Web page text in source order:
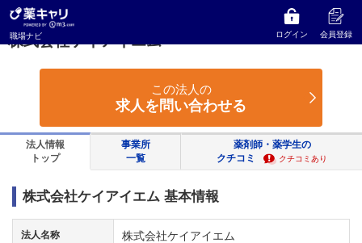
職場ナビ ログイン 会員登録
薬キャリ 職場ナビ 株式会社ケイアイエム
株式会社ケイアイエム
この法人の
求人を問い合わせる
法人情報
トップ
事業所
一覧
薬剤師・薬学生の
クチコミ
クチコミあり
株式会社ケイアイエム 基本情報
法人名称 株式会社ケイアイエム